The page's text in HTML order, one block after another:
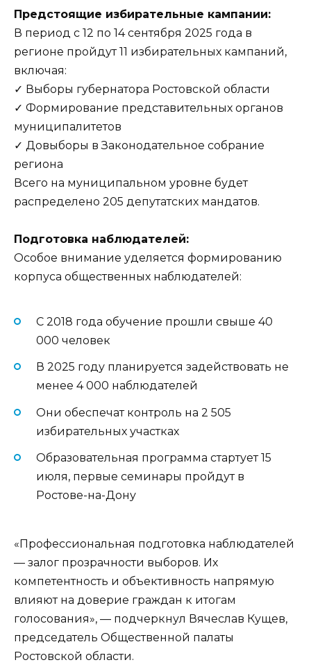
Предстоящие избирательные кампании:
В период с 12 по 14 сентября 2025 года в
регионе пройдут 11 избирательных кампаний,
включая:
✓ Выборы губернатора Ростовской области
✓ Формирование представительных органов
муниципалитетов
✓ Довыборы в Законодательное собрание
региона
Всего на муниципальном уровне будет
распределено 205 депутатских мандатов.
Подготовка наблюдателей:
Особое внимание уделяется формированию
корпуса общественных наблюдателей:
С 2018 года обучение прошли свыше 40
000 человек
В 2025 году планируется задействовать не
менее 4 000 наблюдателей
Они обеспечат контроль на 2 505
избирательных участках
Образовательная программа стартует 15
июля, первые семинары пройдут в
Ростове-на-Дону
«Профессиональная подготовка наблюдателей
— залог прозрачности выборов. Их
компетентность и объективность напрямую
влияют на доверие граждан к итогам
голосования», — подчеркнул Вячеслав Кущев,
председатель Общественной палаты
Ростовской области.